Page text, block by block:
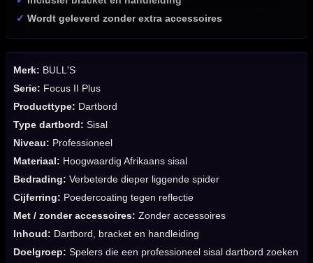
✓ Wordt geleverd zonder extra accessoires
Merk: BULL'S
Serie: Focus II Plus
Producttype: Dartbord
Type dartbord: Sisal
Niveau: Professioneel
Materiaal: Hoogwaardig Afrikaans sisal
Bedrading: Verbeterde dieper liggende spider
Cijferring: Poedercoating tegen reflectie
Met / zonder accessoires: Zonder accessoires
Inhoud: Dartbord, bracket en handleiding
Doelgroep: Spelers die een professioneel sisal dartbord zoeken